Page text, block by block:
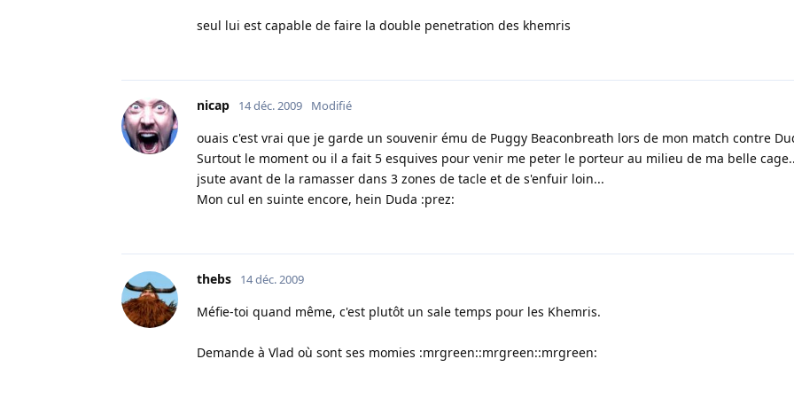
seul lui est capable de faire la double penetration des khemris
nicap 14 déc. 2009 Modifié
ouais c'est vrai que je garde un souvenir ému de Puggy Beaconbreath lors de mon match contre
Surtout le moment ou il a fait 5 esquives pour venir me peter le porteur au milieu de ma belle
jsute avant de la ramasser dans 3 zones de tacle et de s'enfuir loin...
Mon cul en suinte encore, hein Duda :prez:
thebs 14 déc. 2009
Méfie-toi quand même, c'est plutôt un sale temps pour les Khemris.
Demande à Vlad où sont ses momies :mrgreen::mrgreen::mrgreen: